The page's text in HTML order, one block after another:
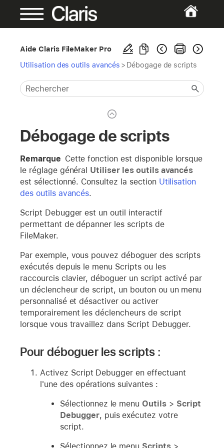
Aide Claris FileMaker Pro
Utilisation des outils avancés > Débogage de scripts
Débogage de scripts
Remarque Cette fonction est disponible lorsque
le réglage général Utiliser les outils avancés
est sélectionné. Consultez la section Utilisation
des outils avancés.
Script Debugger est un outil interactif
permettant de dépanner les scripts de
FileMaker.
Par exemple, vous pouvez déboguer des scripts
exécutés depuis le menu Scripts ou les
raccourcis clavier, déboguer un script activé par
un déclencheur de script, un bouton ou un menu
personnalisé et désactiver ou activer
temporairement les déclencheurs de script
lorsque vous travaillez dans Script Debugger.
Pour déboguer les scripts :
Activez Script Debugger en effectuant
l'une des opérations suivantes :
Sélectionnez le menu Outils > Script
Debugger, puis exécutez votre
script.